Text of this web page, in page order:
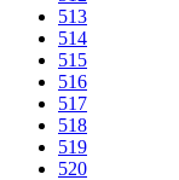
513
514
515
516
517
518
519
520